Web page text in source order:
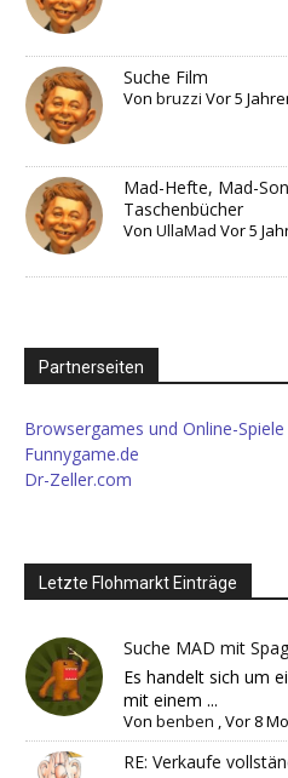
Suche Film
Vonbruzzi Vor 5
Mad-Hefte, Mad-
Taschenbücher
VonUllaMad Vor 5
Partnerseiten
Browsergames und Online-
Funnygame.de
Dr-Zeller.com
Letzte Flohmarkt Einträge
Suche MAD mit
Es handelt sich um
mit einem ...
Vonbenben ,Vor 8
RE: Verkaufe